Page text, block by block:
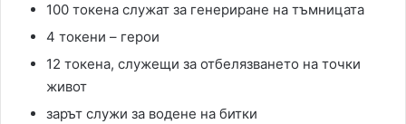
100 токена служат за генериране на тъмницата
4 токени – герои
12 токена, служещи за отбелязването на точки
живот
зарът служи за водене на битки